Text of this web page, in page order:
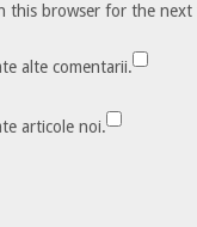
this browser for the
alte comentarii.
articole noi.